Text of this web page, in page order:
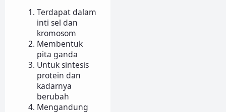
Terdapat dalam
inti sel dan
kromosom
Membentuk
pita ganda
Untuk sintesis
protein dan
kadarnya
berubah
Mengandung